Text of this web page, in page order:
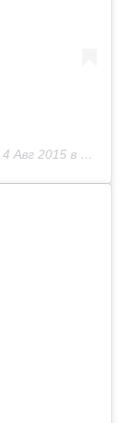
4 Авг 2015 в 10:53 PDT